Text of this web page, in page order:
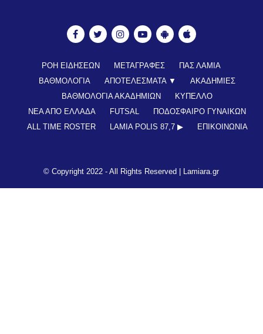
ΡΟΗ ΕΙΔΗΣΕΩΝ ΜΕΤΑΓΡΑΦΕΣ
ΠΑΣ ΛΑΜΙΑ
ΒΑΘΜΟΛΟΓΙΑ
ΑΠΟΤΕΛΕΣΜΑΤΑ ▼
ΑΚΑΔΗΜΙΕΣ
ΒΑΘΜΟΛΟΓΙΑ ΑΚΑΔΗΜΙΩΝ
ΚΥΠΕΛΛΟ
ΝΕΑ ΑΠΟ ΕΛΛΑΔΑ
FUTSAL
ΠΟΔΟΣΦΑΙΡΟ ΓΥΝΑΙΚΩΝ
ALL TIME ROSTER
LAMIA POLIS 87,7 ▶︎ ΕΠΙΚΟΙΝΩΝΊΑ
© Copyright 2022 - All Rights Reserved | Lamiara.gr